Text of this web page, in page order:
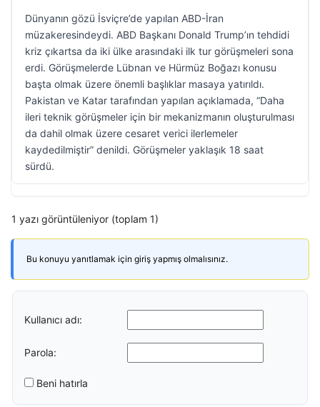
Dünyanın gözü İsviçre’de yapılan ABD-İran
müzakeresindeydi. ABD Başkanı Donald Trump’ın tehdidi
kriz çıkartsa da iki ülke arasındaki ilk tur görüşmeleri sona
erdi. Görüşmelerde Lübnan ve Hürmüz Boğazı konusu
başta olmak üzere önemli başlıklar masaya yatırıldı.
Pakistan ve Katar tarafından yapılan açıklamada, “Daha
ileri teknik görüşmeler için bir mekanizmanın oluşturulması
da dahil olmak üzere cesaret verici ilerlemeler
kaydedilmiştir” denildi. Görüşmeler yaklaşık 18 saat
sürdü.
1 yazı görüntüleniyor (toplam 1)
Bu konuyu yanıtlamak için giriş yapmış olmalısınız.
Kullanıcı adı:
Parola:
Beni hatırla